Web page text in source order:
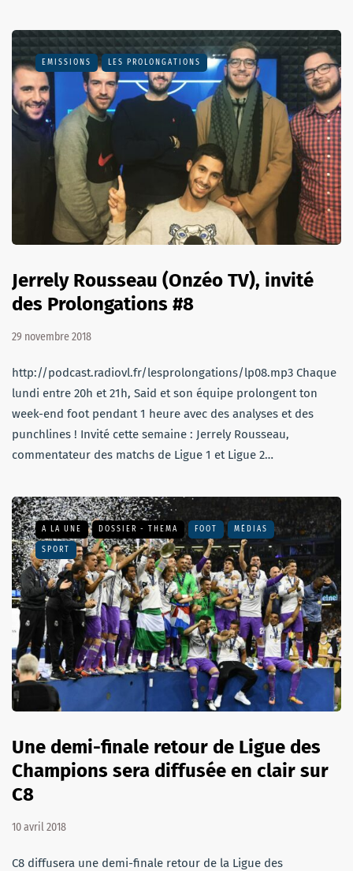
EMISSIONS LES PROLONGATIONS
Jerrely Rousseau (Onzéo TV), invité
des Prolongations #8
29 novembre 2018
http://podcast.radiovl.fr/lesprolongations/lp08.mp3 Chaque
lundi entre 20h et 21h, Said et son équipe prolongent ton
week-end foot pendant 1 heure avec des analyses et des
punchlines ! Invité cette semaine : Jerrely Rousseau,
commentateur des matchs de Ligue 1 et Ligue 2…
A LA UNE DOSSIER - THEMA FOOT MÉDIAS
SPORT
Une demi-finale retour de Ligue des
Champions sera diffusée en clair sur
C8
10 avril 2018
C8 diffusera une demi-finale retour de la Ligue des